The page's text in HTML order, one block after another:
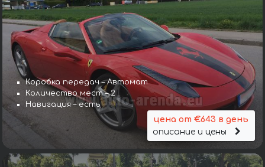
Коробка передач – Автомат
Количество мест – 2
Навигация – есть
цена от €643 в день
описание и цены